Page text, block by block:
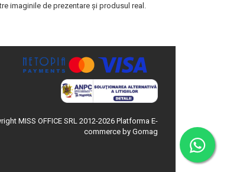
imaginile de prezentare și produsul real.
MISS OFFICE SRL 2012-2026Platforma E-
commerce by Gomag